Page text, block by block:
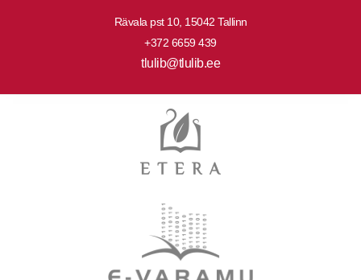
Rävala pst 10, 15042 Tallinn
+372 6659 439
tlulib@tlulib.ee